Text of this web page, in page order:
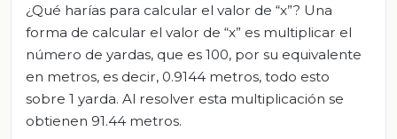
¿Qué harías para calcular el valor de “x”? Una
forma de calcular el valor de “x” es multiplicar el
número de yardas, que es 100, por su equivalente
en metros, es decir, 0.9144 metros, todo esto
sobre 1 yarda. Al resolver esta multiplicación se
obtienen 91.44 metros.